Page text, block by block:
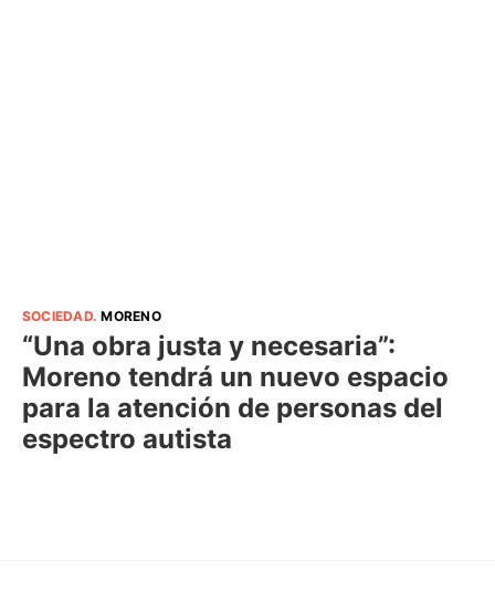
SOCIEDAD.MORENO
“Una obra justa y necesaria”:
Moreno tendrá un nuevo espacio
para la atención de personas del
espectro autista